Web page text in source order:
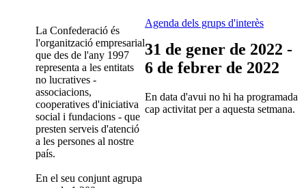
La Confederació és
l'organització empresarial
que des de l'any 1997
representa a les entitats
no lucratives -
associacions,
cooperatives d'iniciativa
social i fundacions - que
presten serveis d'atenció
a les persones al nostre
país.
En el seu conjunt agrupa
Agenda dels grups d'interès
31 de gener de 2022 -
6 de febrer de 2022
En data d'avui no hi ha programada
cap activitat per a aquesta setmana.